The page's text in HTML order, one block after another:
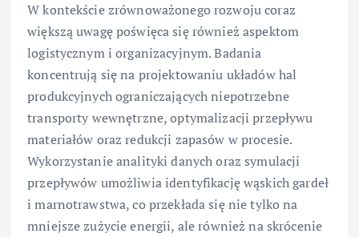
W kontekście zrównoważonego rozwoju coraz
większą uwagę poświęca się również aspektom
logistycznym i organizacyjnym. Badania
koncentrują się na projektowaniu układów hal
produkcyjnych ograniczających niepotrzebne
transporty wewnętrzne, optymalizacji przepływu
materiałów oraz redukcji zapasów w procesie.
Wykorzystanie analityki danych oraz symulacji
przepływów umożliwia identyfikację wąskich gardeł
i marnotrawstwa, co przekłada się nie tylko na
mniejsze zużycie energii, ale również na skrócenie